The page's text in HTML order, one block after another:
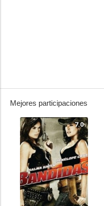
Mejores participaciones
7.0